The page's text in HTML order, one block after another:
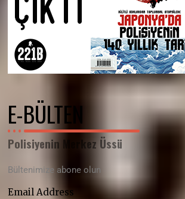
E-BÜLTEN
Polisiyenin Merkez Üssü
Bültenimize abone olun
Email Address